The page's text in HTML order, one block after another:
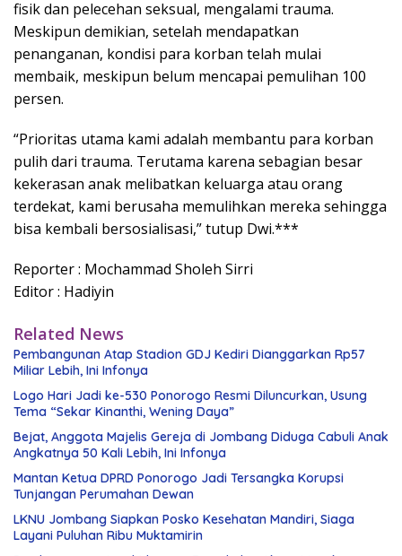
fisik dan pelecehan seksual, mengalami trauma.
Meskipun demikian, setelah mendapatkan
penanganan, kondisi para korban telah mulai
membaik, meskipun belum mencapai pemulihan 100
persen.
“Prioritas utama kami adalah membantu para korban
pulih dari trauma. Terutama karena sebagian besar
kekerasan anak melibatkan keluarga atau orang
terdekat, kami berusaha memulihkan mereka sehingga
bisa kembali bersosialisasi,” tutup Dwi.***
Reporter : Mochammad Sholeh Sirri
Editor : Hadiyin
Related News
Pembangunan Atap Stadion GDJ Kediri Dianggarkan Rp57
Miliar Lebih, Ini Infonya
Logo Hari Jadi ke-530 Ponorogo Resmi Diluncurkan, Usung
Tema “Sekar Kinanthi, Wening Daya”
Bejat, Anggota Majelis Gereja di Jombang Diduga Cabuli Anak
Angkatnya 50 Kali Lebih, Ini Infonya
Mantan Ketua DPRD Ponorogo Jadi Tersangka Korupsi
Tunjangan Perumahan Dewan
LKNU Jombang Siapkan Posko Kesehatan Mandiri, Siaga
Layani Puluhan Ribu Muktamirin